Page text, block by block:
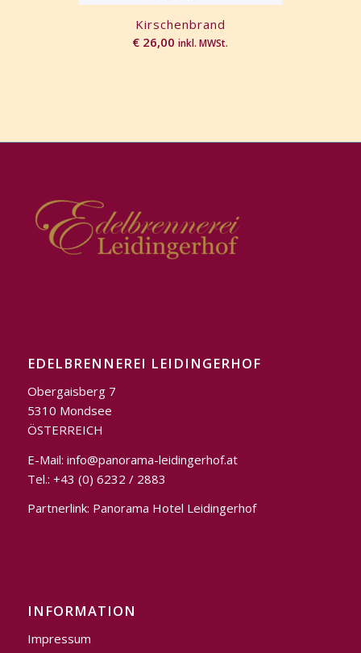
Kirschenbrand
€ 26,00 inkl. MWSt.
EDELBRENNEREI LEIDINGERHOF
Obergaisberg 7
5310 Mondsee
ÖSTERREICH
E-Mail: info@panorama-leidingerhof.at
Tel.: +43 (0) 6232 / 2883
Partnerlink: Panorama Hotel Leidingerhof
INFORMATION
Impressum